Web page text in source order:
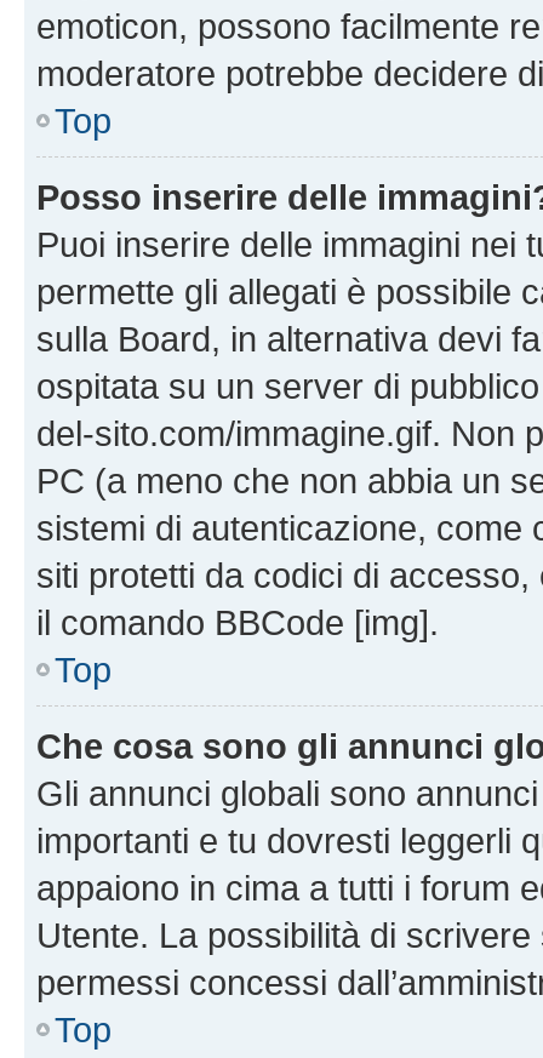
emoticon, possono facilmente
moderatore potrebbe decidere
Top
Posso inserire delle
Puoi inserire delle immagini nei
permette gli allegati è possibile
sulla Board, in alternativa devi
ospitata su un server di
del-sito.com/immagine.gif. Non
PC (a meno che non abbia un
sistemi di autenticazione, come
siti protetti da codici di
il comando BBCode [img].
Top
Che cosa sono gli annunci
Gli annunci globali sono
importanti e tu dovresti leggerli
appaiono in cima a tutti i forum
Utente. La possibilità di
permessi concessi
Top